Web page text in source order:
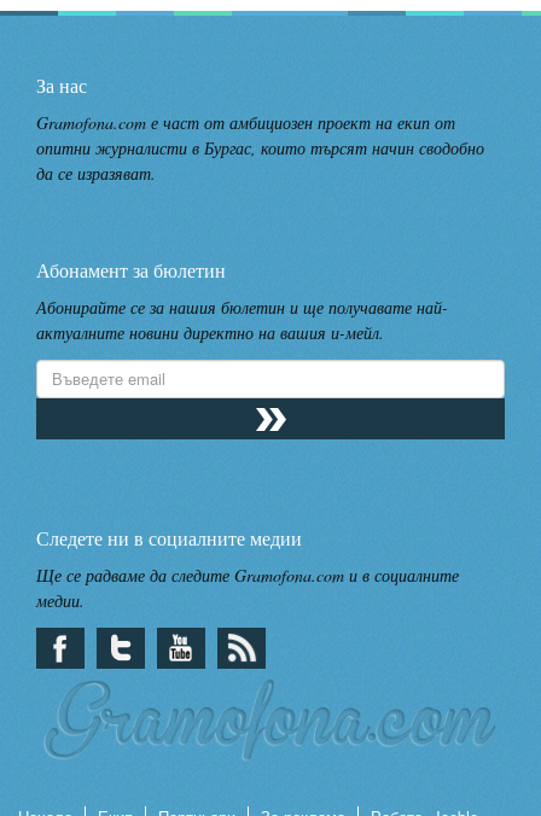
За нас
Gramofona.com е част от амбициозен проект на екип от
опитни журналисти в Бургас, които търсят начин сводобно
да се изразяват.
Абонамент за бюлетин
Абонирайте се за нашия бюлетин и ще получавате най-
актуалните новини директно на вашия и-мейл.
Следете ни в социалните медии
Ще се радваме да следите Gramofona.com и в социалните
медии.